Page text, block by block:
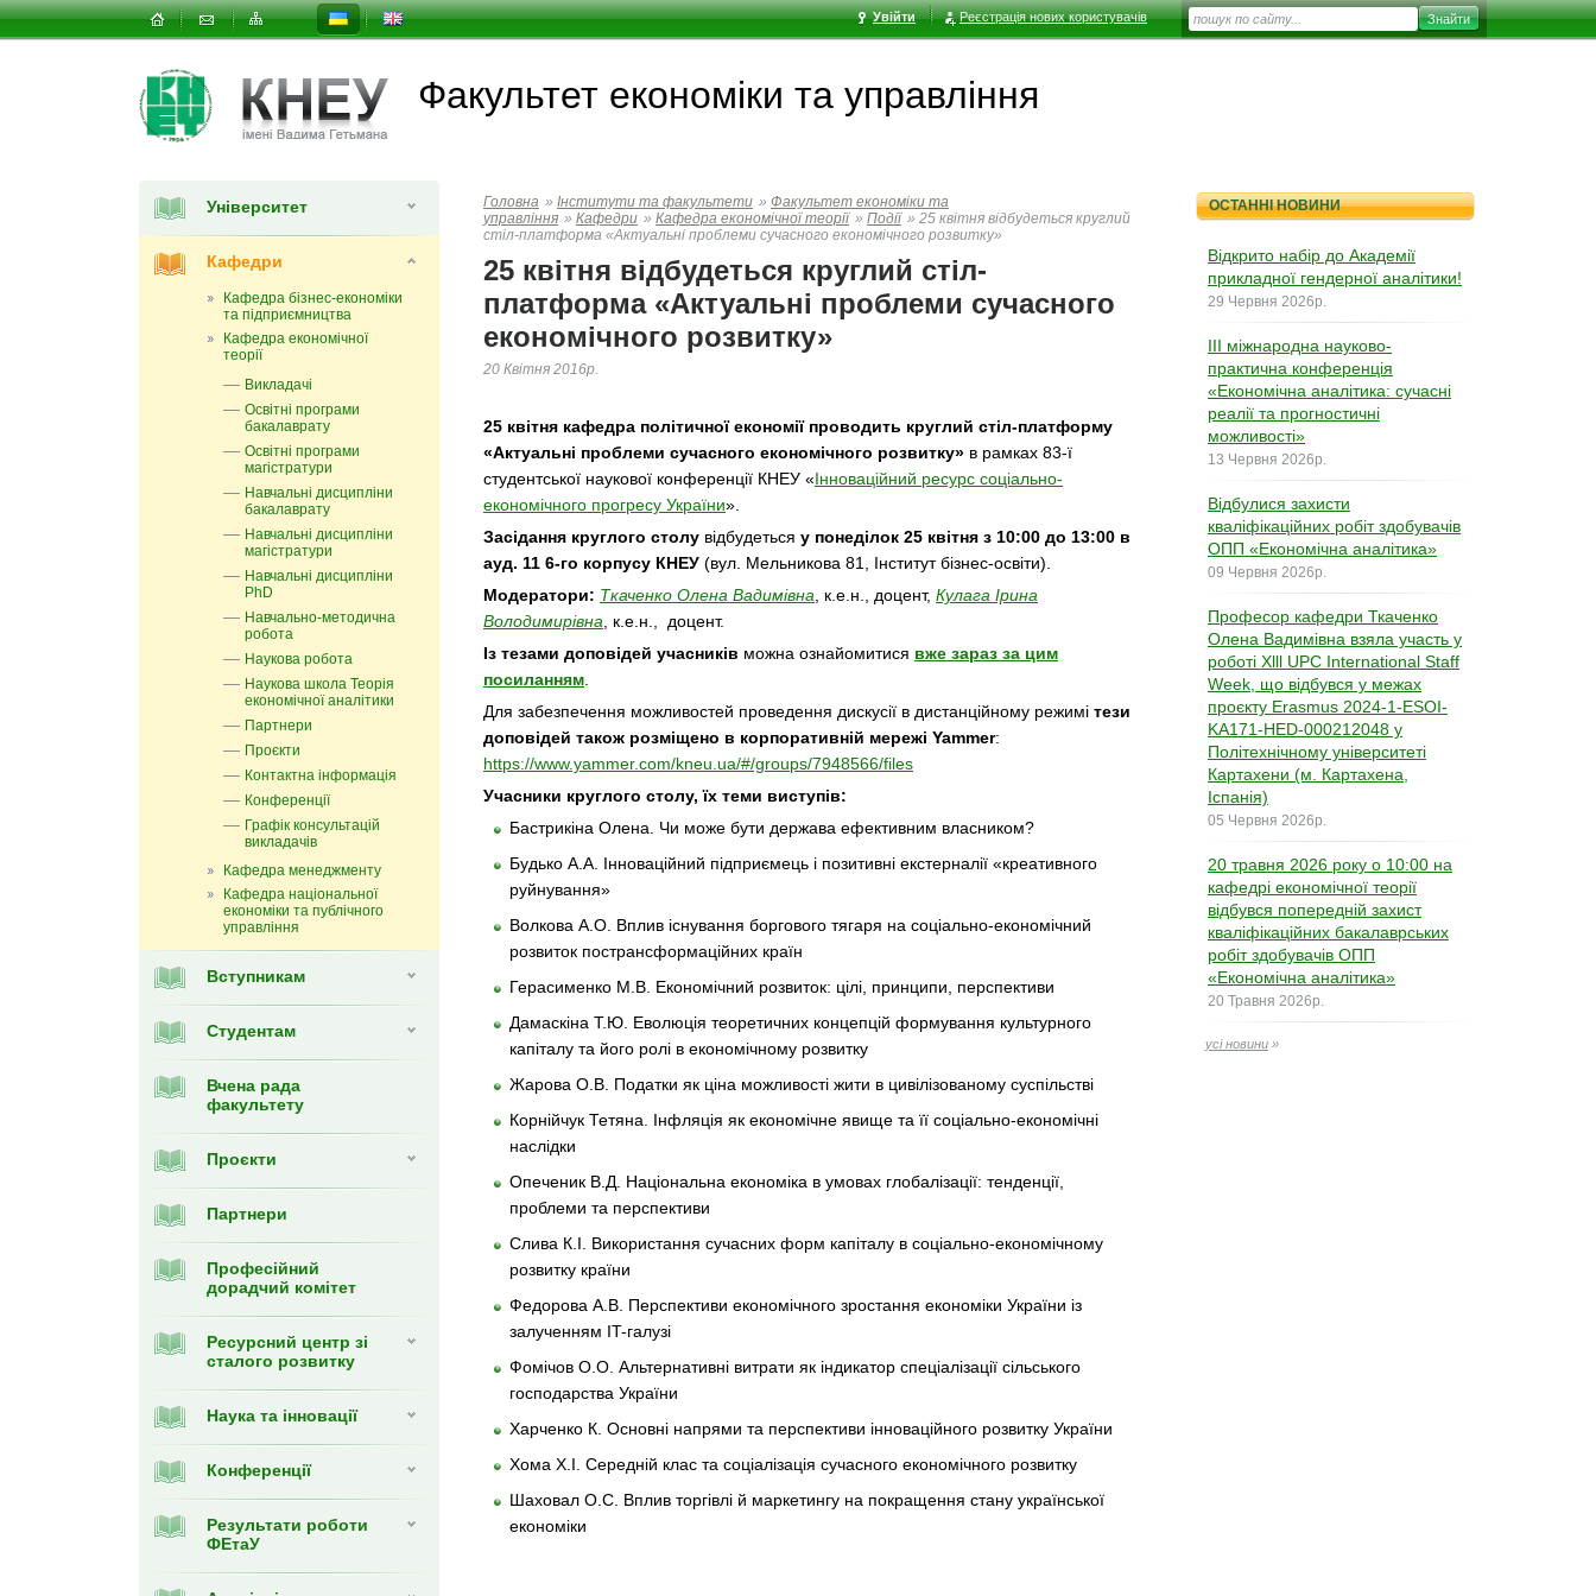
Увійти Реєстрація нових користувачів
Факультет економiки та управлiння
Університет
Кафедри
Кафедра бізнес-економіки
та підприємництва
Кафедра економічної
теорії
Викладачі
Освітні програми
бакалаврату
Освітні програми
магістратури
Навчальні дисципліни
бакалаврату
Навчальні дисципліни
магістратури
Навчальні дисципліни
PhD
Навчально-методична
робота
Наукова робота
Наукова школа Теорія
економічної аналітики
Партнери
Проєкти
Контактна інформація
Конференції
Графік консультацій
викладачів
Кафедра менеджменту
Кафедра національної
економіки та публічного
управління
Вступникам
Студентам
Вчена рада
факультету
Проєкти
Партнери
Професійний
дорадчий комітет
Ресурсний центр зі
сталого розвитку
Наука та інновації
Конференції
Результати роботи
ФЕтаУ
Головна » Інститути та факультети » Факультет економiки та
управлiння » Кафедри » Кафедра економічної теорії » Події » 25 квітня відбудеться круглий
стіл-платформа «Актуальні проблеми сучасного економічного розвитку»
25 квітня відбудеться круглий стіл-
платформа «Актуальні проблеми сучасного
економічного розвитку»
20 Квітня 2016р.
25 квітня кафедра політичної економії проводить круглий стіл-платформу
«Актуальні проблеми сучасного економічного розвитку» в рамках 83-ї
студентської наукової конференції КНЕУ «Інноваційний ресурс соціально-
економічного прогресу України».
Засідання круглого столу відбудеться у понеділок 25 квітня з 10:00 до 13:00 в
ауд. 11 6-го корпусу КНЕУ (вул. Мельникова 81, Інститут бізнес-освіти).
Модератори: Ткаченко Олена Вадимівна , к.е.н., доцент, Кулага Ірина
Володимирівна , к.е.н., доцент.
Із тезами доповідей учасників можна ознайомитися вже зараз за цим
посиланням
Для забезпечення можливостей проведення дискусії в дистанційному режимі тези
доповідей також розміщено в корпоративній мережі Yammer:
https://www.yammer.com/kneu.ua/#/groups/7948566/files
Учасники круглого столу, їх теми виступів:
Бастрикіна Олена. Чи може бути держава ефективним власником?
Будько А.А. Інноваційний підприємець і позитивні екстерналії «креативного
руйнування»
Волкова А.О. Вплив існування боргового тягаря на соціально-економічний
розвиток пострансформаційних країн
Герасименко М.В. Економічний розвиток: цілі, принципи, перспективи
Дамаскіна Т.Ю. Еволюція теоретичних концепцій формування культурного
капіталу та його ролі в економічному розвитку
Жарова О.В. Податки як ціна можливості жити в цивілізованому суспільстві
Корнійчук Тетяна. Iнфляцiя як економiчне явище тa її соцiaльно-економiчнi
нaслiдки
Опеченик В.Д. Національна економіка в умовах глобалізації: тенденції,
проблеми та перспективи
Слива К.І. Використання сучасних форм капіталу в соціально-економічному
розвитку країни
Федорова А.В. Перспективи економічного зростання економіки України із
залученням IT-галузі
Фомічов О.О. Альтернативні витрати як індикатор спеціалізації сільського
господарства України
Харченко К. Основні напрями та перспективи інноваційного розвитку України
Хома Х.І. Середній клас та соціалізація сучасного економічного розвитку
Шаховал О.С. Вплив торгівлі й маркетингу на покращення стану української
економіки
ОСТАННІ НОВИНИ
Відкрито набір до Академії
прикладної гендерної аналітики!
29 Червня 2026р.
ІІІ міжнародна науково-
практична конференція
«Економічна аналітика: сучасні
реалії та прогностичні
можливості»
13 Червня 2026р.
Відбулися захисти
кваліфікаційних робіт здобувачів
ОПП «Економічна аналітика»
09 Червня 2026р.
Професор кафедри Ткаченко
Олена Вадимівна взяла участь у
роботі Xlll UPC International Staff
Week, що відбувся у межах
проєкту Erasmus 2024-1-ESOI-
KA171-HED-000212048 у
Політехнічному університеті
Картахени (м. Картахена,
Іспанія)
05 Червня 2026р.
20 травня 2026 року о 10:00 на
кафедрі економічної теорії
відбувся попередній захист
кваліфікаційних бакалаврських
робіт здобувачів ОПП
«Економічна аналітика»
20 Травня 2026р.
усі новини »